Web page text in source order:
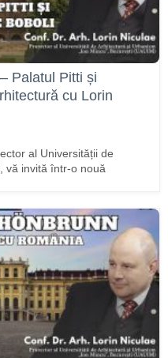
Palatul Pitti și
cu Lorin
al Universității de
vă invită într-o nouă